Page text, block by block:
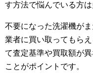
す方法で悩んでいる方は
不要になった洗濯機が
業者に買い取ってもら
て査定基準や買取額が
ことがポイントです。